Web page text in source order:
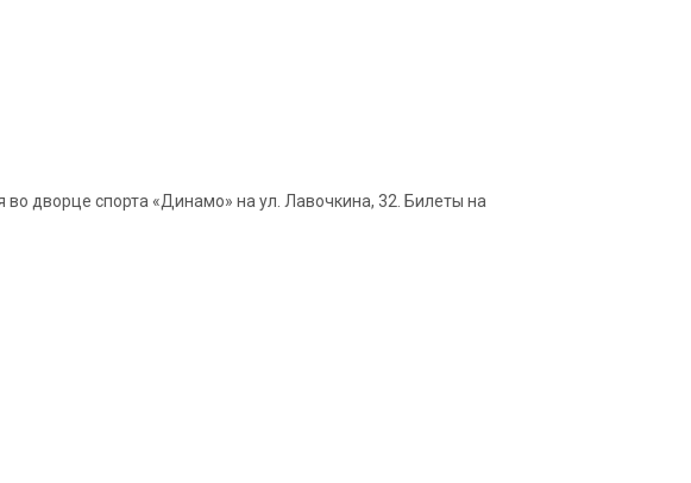
дворце спорта «Динамо» на ул. Лавочкина, 32. Билеты на